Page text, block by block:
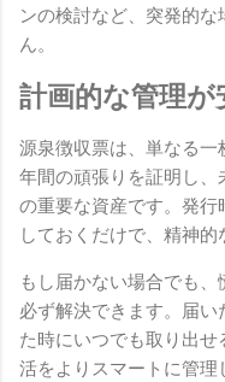
ンの検討など、突発的
ん。
計画的な管理が
源泉徴収票は、単なる一
年間の頑張りを証明し
の重要な資産です。発
しておくだけで、精神的
もし届かない場合でも
必ず解決できます。届
た時にいつでも取り出
活をよりスマートに管理